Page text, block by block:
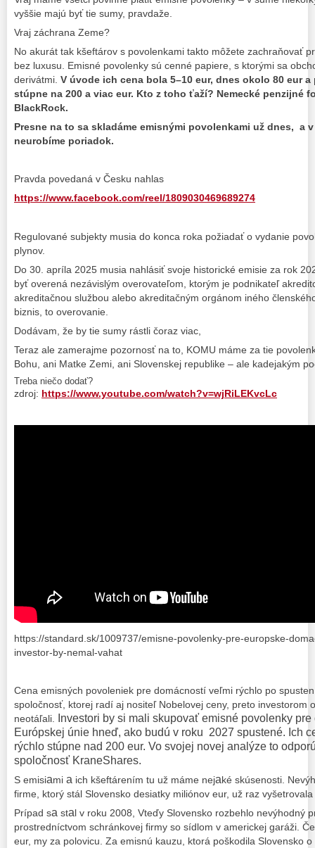
vyššie majú byť tie sumy, pravdaže.
Vraj záchrana Zeme?
No akurát tak kšeftárov s povolenkami takto môžete zachraňovať
bez luxusu. Emisné povolenky sú cenné papiere, s ktorými sa
derivátmi. V úvode ich cena bola 5–10 eur, dnes okolo 80 eur
stúpne na 200 a viac eur. Kto z toho ťaží? Nemecké penzijné
BlackRock.
Presne na to sa skladáme emisnými povolenkami už dnes, a
neurobíme poriadok.
Pravda povedaná v Česku nahlas
https://www.facebook.com/reel/1809030469689274
Regulované subjekty musia do konca roka požiadať o vydanie
plynov.
Do 30. apríla 2025 musia nahlásiť svoje historické emisie za rok
byť overená nezávislým overovateľom, ktorým je podnikateľ
akreditačnou službou alebo akreditačným orgánom iného
biznis, to overovanie.
Dodávam, že by tie sumy rástli čoraz viac,
Teraz ale zamerajme pozornosť na to, KOMU máme za tie
Bohu, ani Matke Zemi, ani Slovenskej republike – ale kadejakým
Treba niečo dodať?
zdroj: https://www.youtube.com/watch?v=wjRiLEKvcLc
https://standard.sk/1009737/emisne-povolenky-pre-europske-
investor-by-nemal-vahat
Cena emisných povoleniek pre domácností veľmi rýchlo po
spoločnosť, ktorej radí aj nositeľ Nobelovej ceny, preto investorom
neotáľali.
Investori by si mali skupovať emisné povolenky
Európskej únie hneď, ako budú v roku 2027 spustené. Ich
rýchlo stúpne nad 200 eur. Vo svojej novej analýze to
spoločnosť KraneShares.
S emisiami a ich kšeftárením tu už máme nejaké skúsenosti.
firme, ktorý stál Slovensko desiatky miliónov eur, už raz
Prípad sa stal v roku 2008, Vteďy Slovensko rozbehlo nevýhodný
prostredníctvom schránkovej firmy so sídlom v americkej garáži.
eur, my za polovicu. Za emisnú kauzu, ktorá poškodila Slovensko